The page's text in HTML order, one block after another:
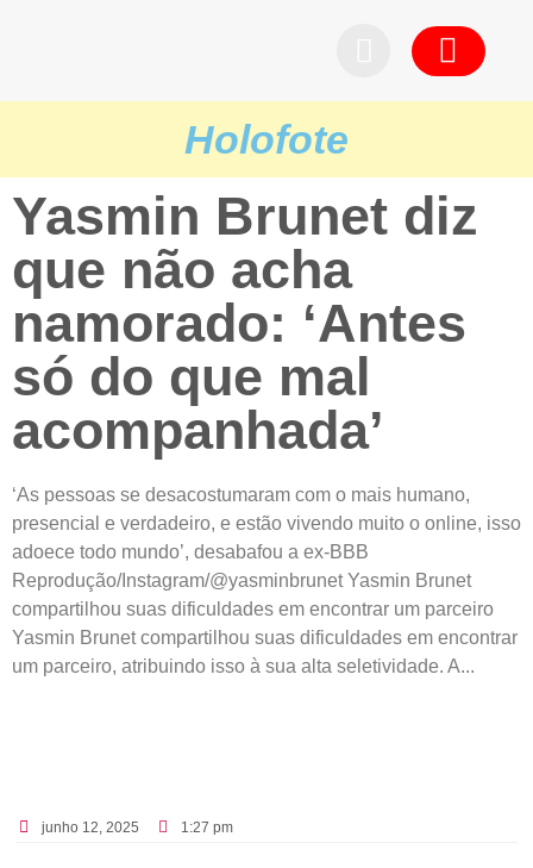
Holofote
Yasmin Brunet diz
que não acha
namorado: ‘Antes
só do que mal
acompanhada’
‘As pessoas se desacostumaram com o mais humano,
presencial e verdadeiro, e estão vivendo muito o online, isso
adoece todo mundo’, desabafou a ex-BBB
Reprodução/Instagram/@yasminbrunet Yasmin Brunet
compartilhou suas dificuldades em encontrar um parceiro
Yasmin Brunet compartilhou suas dificuldades em encontrar
um parceiro, atribuindo isso à sua alta seletividade. A...
junho 12, 2025 1:27 pm